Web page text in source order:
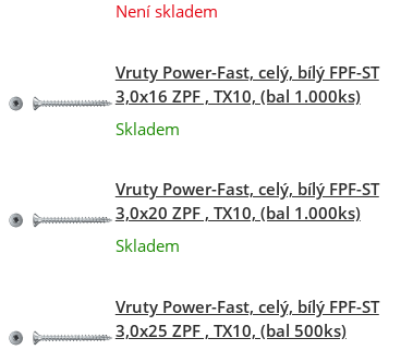
Není skladem
Vruty Power-Fast, celý, bílý FPF-ST
3,0x16 ZPF , TX10, (bal 1.000ks)
Skladem
Vruty Power-Fast, celý, bílý FPF-ST
3,0x20 ZPF , TX10, (bal 1.000ks)
Skladem
Vruty Power-Fast, celý, bílý FPF-ST
3,0x25 ZPF , TX10, (bal 500ks)